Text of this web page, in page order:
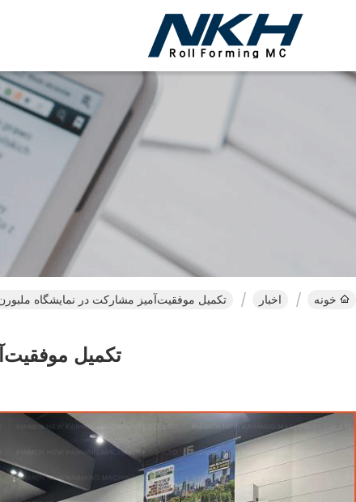
خونه اخبار تکمیل موفقیت‌آمیز مشارکت در نمایشگاه ملبورن
تکمیل